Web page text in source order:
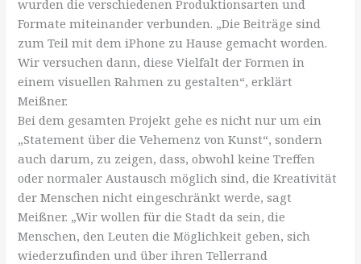
wurden die verschiedenen Produktionsarten und
Formate miteinander verbunden. „Die Beiträge sind
zum Teil mit dem iPhone zu Hause gemacht worden.
Wir versuchen dann, diese Vielfalt der Formen in
einem visuellen Rahmen zu gestalten“, erklärt
Meißner.
Bei dem gesamten Projekt gehe es nicht nur um ein
„Statement über die Vehemenz von Kunst“, sondern
auch darum, zu zeigen, dass, obwohl keine Treffen
oder normaler Austausch möglich sind, die Kreativität
der Menschen nicht eingeschränkt werde, sagt
Meißner. „Wir wollen für die Stadt da sein, die
Menschen, den Leuten die Möglichkeit geben, sich
wiederzufinden und über ihren Tellerrand